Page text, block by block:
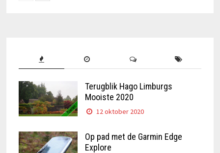
Terugblik Hago Limburgs
Mooiste 2020
12 oktober 2020
Op pad met de Garmin Edge
Explore